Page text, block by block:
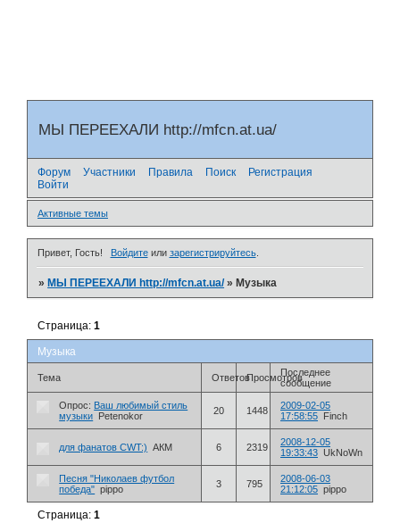
МЫ ПЕРЕЕХАЛИ http://mfcn.at.ua/
Форум Участники Правила Поиск
Регистрация
Войти
Активные темы
Привет, Гость! Войдитеили зарегистрируйтесь.
»МЫ ПЕРЕЕХАЛИ http://mfcn.at.ua/ »Музыка
Музыка
Страница:1
Тема ОтветовПросмотровПоследнее
сообщение
Опрос: Ваш любимый стиль
музыки
Petenokor 20 1448
2009-02-05
17:58:55
Finch
для фанатов CWT:) АКМ 6 2319
2008-12-05
19:33:43 UkNoWn
Песня "Николаев футбол
победа" pippo 3 795
2008-06-03
21:12:05 pippo
Страница:1